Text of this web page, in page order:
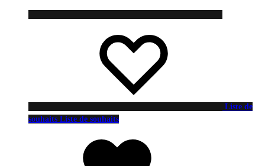
Liste de
souhaits Liste de souhaits